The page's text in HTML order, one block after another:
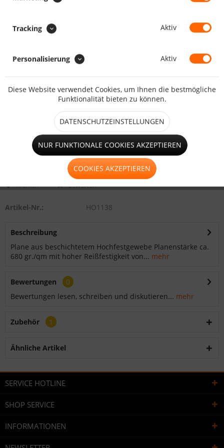
Zwischensumme:
Gesamtsumme:
Gesamtgewicht:
KALKULIEREN
Merken Bewerten
Artikel-Nr.: HO1138
Beschreibung
Plane aus beschichtetem Hochfestgewebe Planenstärke ca.
680 gr./qm mit hoher Reißfestigkeit von... mehr
Bewertungen
0
Bewertungen lesen, schreiben und diskutieren... mehr
Zubehör 1
Ähnliche Artikel
SERVICE HOTLINE
SHOP SERVICE
INFORMATIONEN
Tracking Aktiv
Personalisierung Aktiv
Diese Website verwendet Cookies, um Ihnen die bestmögliche
Funktionalität bieten zu können.
DATENSCHUTZEINSTELLUNGEN
NUR FUNKTIONALE COOKIES AKZEPTIEREN
COOKIES AKZEPTIEREN